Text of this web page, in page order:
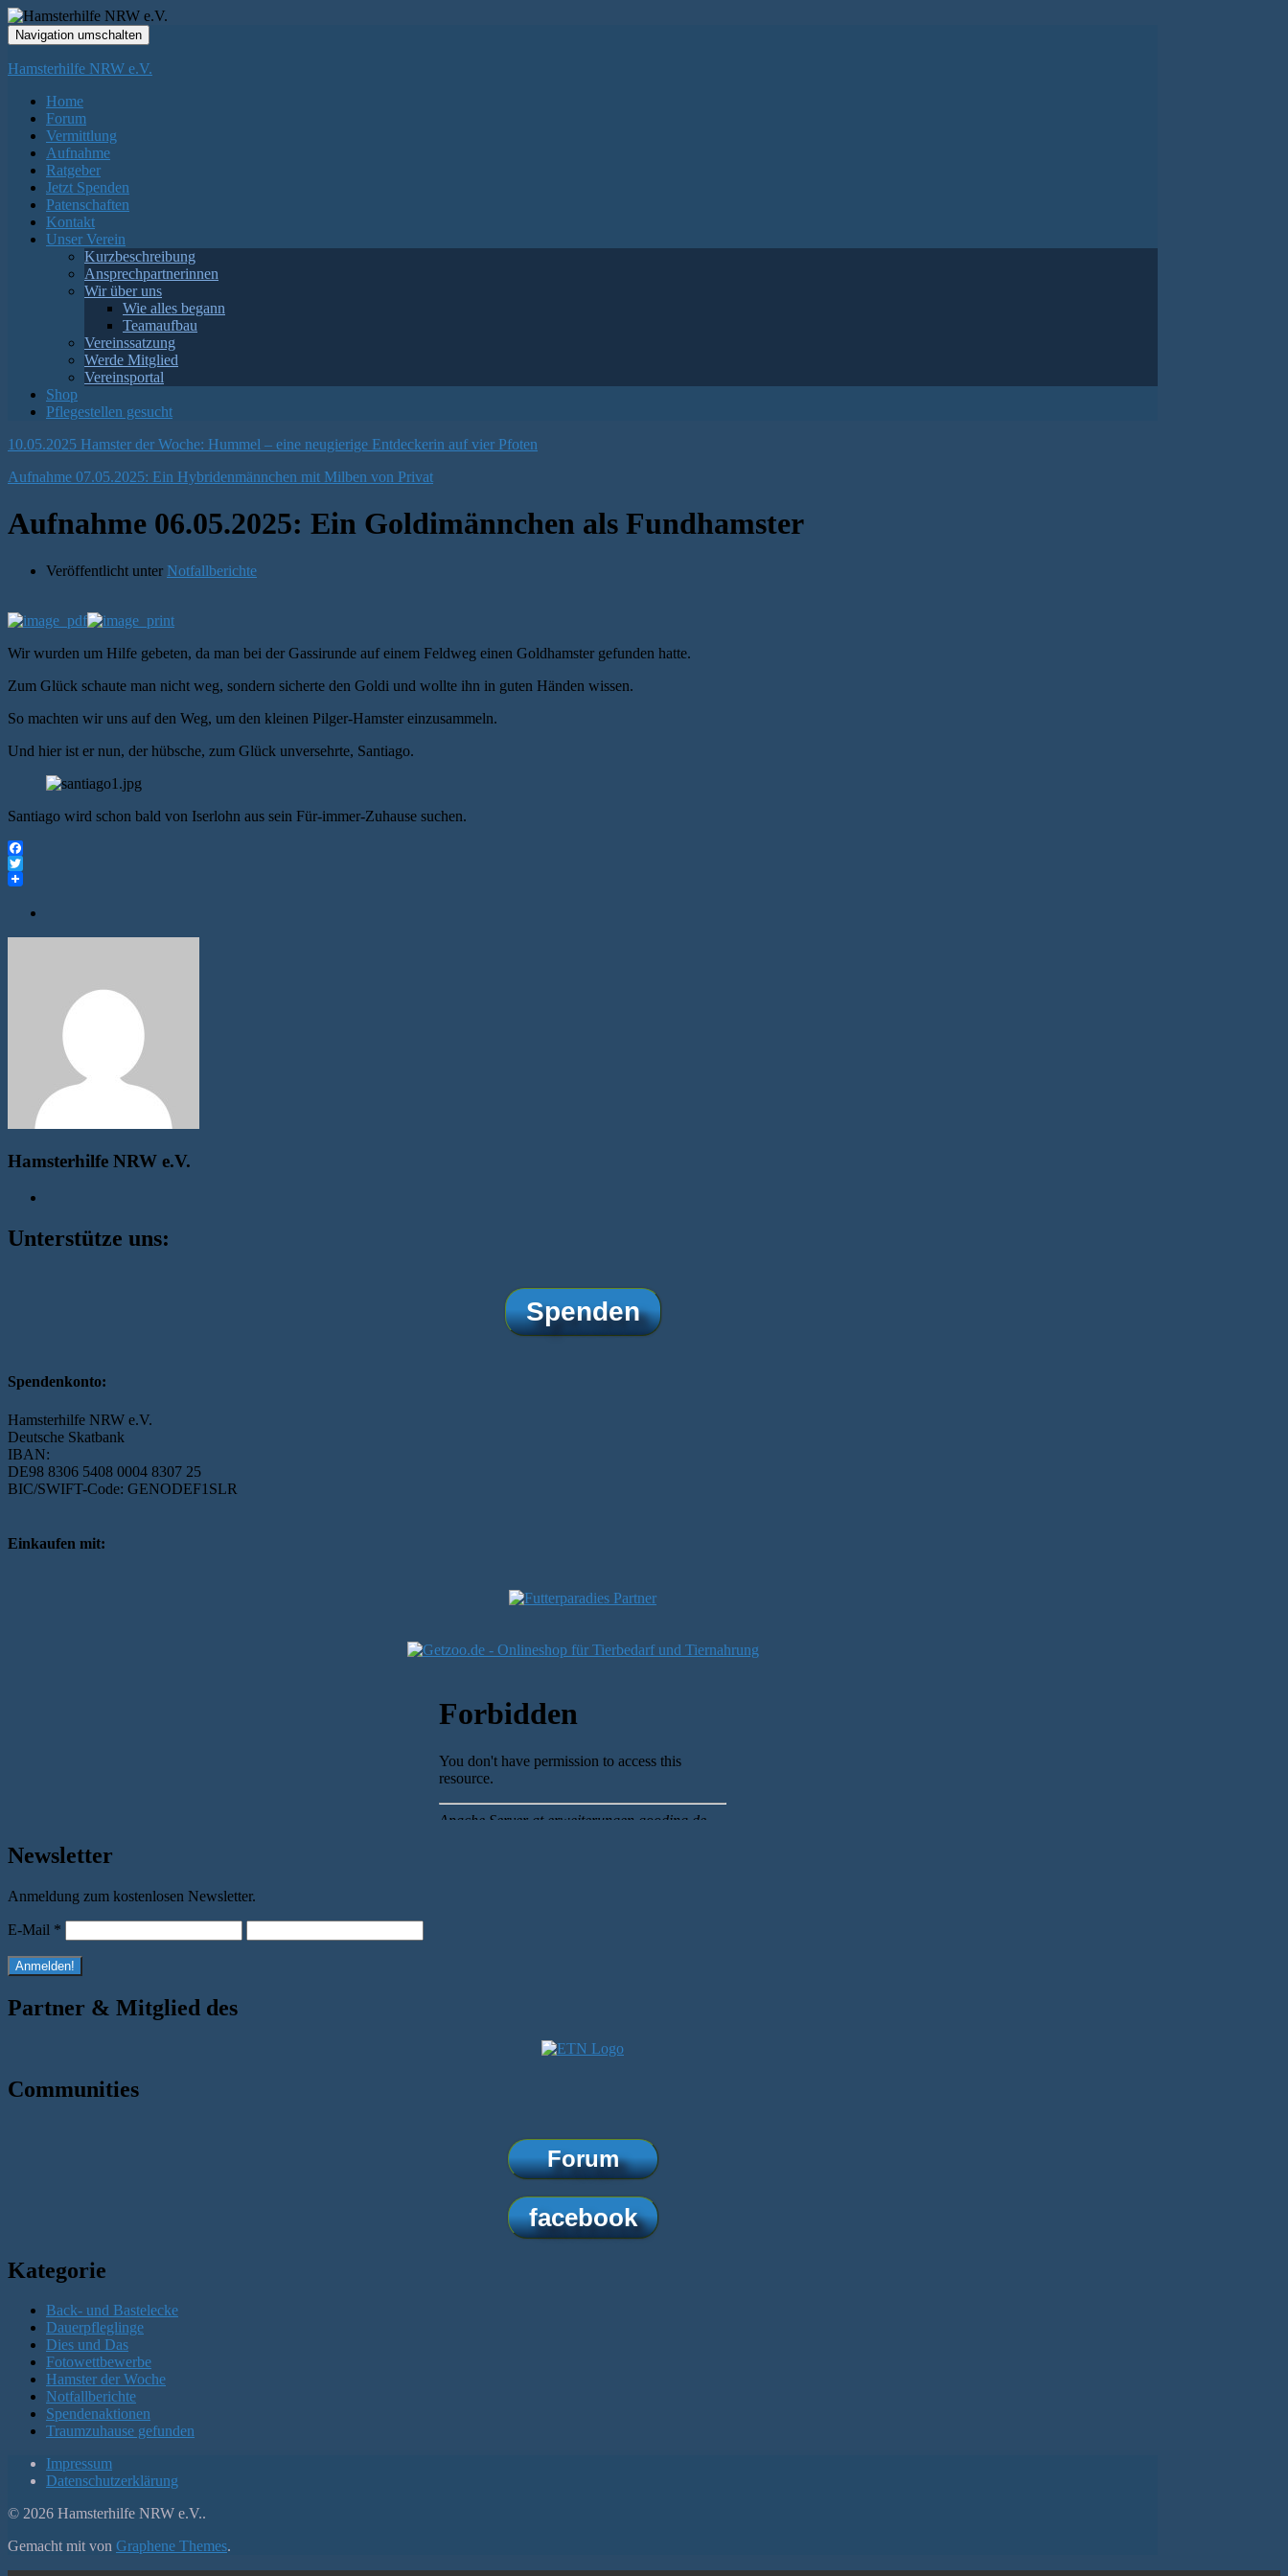
Navigation umschalten
Hamsterhilfe NRW e.V.
Home
Forum
Vermittlung
Aufnahme
Ratgeber
Jetzt Spenden
Patenschaften
Kontakt
Unser Verein
Kurzbeschreibung
Ansprechpartnerinnen
Wir über uns
Wie alles begann
Teamaufbau
Vereinssatzung
Werde Mitglied
Vereinsportal
Shop
Pflegestellen gesucht
10.05.2025 Hamster der Woche: Hummel – eine neugierige Entdeckerin auf vier Pfoten
Aufnahme 07.05.2025: Ein Hybridenmännchen mit Milben von Privat
Aufnahme 06.05.2025: Ein Goldimännchen als Fundhamster
Veröffentlicht unter Notfallberichte
Wir wurden um Hilfe gebeten, da man bei der Gassirunde auf einem Feldweg einen Goldhamster gefunden hatte.
Zum Glück schaute man nicht weg, sondern sicherte den Goldi und wollte ihn in guten Händen wissen.
So machten wir uns auf den Weg, um den kleinen Pilger-Hamster einzusammeln.
Und hier ist er nun, der hübsche, zum Glück unversehrte, Santiago.
Santiago wird schon bald von Iserlohn aus sein Für-immer-Zuhause suchen.
Facebook
Twitter
Hamsterhilfe NRW e.V.
Unterstütze uns:
Spenden
Spendenkonto:
Hamsterhilfe NRW e.V.
Deutsche Skatbank
IBAN:
DE98 8306 5408 0004 8307 25
BIC/SWIFT-Code: GENODEF1SLR
Einkaufen mit:
Newsletter
Anmeldung zum kostenlosen Newsletter.
E-Mail *
Partner & Mitglied des
Communities
Forum
facebook
Kategorie
Back- und Bastelecke
Dauerpfleglinge
Dies und Das
Fotowettbewerbe
Hamster der Woche
Notfallberichte
Spendenaktionen
Traumzuhause gefunden
Impressum
Datenschutzerklärung
© 2026 Hamsterhilfe NRW e.V..
Gemacht mitvon Graphene Themes.